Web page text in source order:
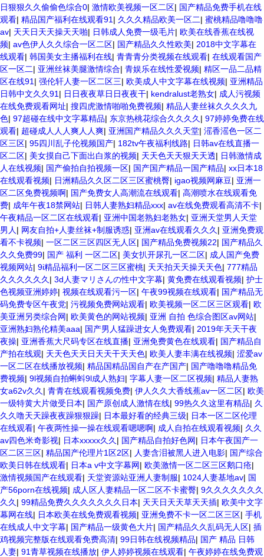
日狠狠久久偷偷色综合0| 激情欧美视频一区二区| 国产精品免费手机在线
观看| 精品国产福利在线观看91 | 久久久精品欧美一区二| 蜜桃精品噜噜噜
av| 天天日天天操天天啪| 日韩成人免费一级毛片| 欧美在线香蕉在线视
频| av色伊人久久综合一区二区| 国产精品久久性欧美| 2018中文字幕在
线观看| 韩国美女主播福利在线| 青青青分类视频在线观看| 在线观看国产
区一区二| 亚洲丝袜美腿激情综合| 青娱乐在线性爱视频| 精区一品二品精
区在线91 | 强伦轩人妻一区二区三| 欧美成人中文字幕在线视频| 亚洲精品
日韩中文久久91 | 日日夜夜草日日夜夜干| kendralust老熟女| 成人污视频
在线免费观看网址| 搜四虎激情啪啪免费视频| 精品人妻丝袜久久久久九
色| 97超碰在线中文字幕精品| 东京热桃花综合久久久久 | 97婷婷免费在线
观看| 超碰成人人人爽人人爽| 亚洲国产精品久久久天堂| 滛香滛色一区二
区三区| 95四川乱子伦视频国产| 182tv午夜福利线路| 日韩av在线直播一
区二区| 美女摸自己下面出白浆的视频| 天天色天天狠天天透| 日韩激情成
人在线视频| 国产偷拍自拍视频一区| 国产国产精品一国产精品| xx日本18
在线观看视频| 日洲精品久久区二区三区蜜桃臀| igao视频网麻豆| 亚洲一
区二区免费视频啊| 国产免费女人高潮流在线观看| 高潮喷水在线观看免
费| 成年午夜18禁网站| 日韩人妻熟妇精品xxx| av在线免费观看高清不卡|
午夜精品一区二区在线观看| 亚洲中国老熟妇老熟女| 亚洲天堂男人天堂
男人 | 网友自拍+人妻丝袜+制服诱惑| 亚洲av在线观看久久久 | 亚洲免费观
看不卡视频| 一区二区三区四区无人区| 国产精品免费视频22| 国产精品久
久久免费99| 国产 福利 一区二区| 美女扒开尿孔一区二区| 成人国产免费
视频网站| 9i精品福利一区二区三区蜜桃| 天天拍天天操天天色| 777精品
久久久久久久 | 3d人妻マリさんの性中文字幕| 黄免费在线观看视频| 护士
色视频亚洲婷婷| 视频在线观看污一区| 午夜99视频在线观看| 国产精品无
码免费专区午夜党| 污视频免费网站观看| 欧美视频一区二区三区观看| 欧
美亚洲另类综合网| 欧美黄色的网站视频| 亚洲 自拍 色综合图区av网站|
亚洲熟妇熟伦精美aaa| 国产男人猛躁进女人免费观看| 2019年天天干夜
夜操| 亚洲香蕉大尺码专区在线直播| 亚洲免费黄色在线观看| 国产精品自
产拍在线观| 天天色天天日天天干天天色| 欧美人妻丰满在线视频| 涩爱av
一区二区在线播放视频| 精品国精品国自产在产国产| 国产噜噜噜精品免
费视频| 9l视频自拍蝌蚪9l成人熟妇| 字幕人妻一区二区视频| 精品人妻熟
女a62v久久 | 青青在线观看视频免费| 伊人久久大香线蕉av一区二区| 欧美
一级特黄大片做受日本| 国产原创成人激情在线| 99热久久这里有精品| 久
久久噜天天躁夜夜躁狠狠躁| 日本最好看的经典三级| 日本一区二区伦理
在线观看| 午夜两性操一操在线观看嗯嗯啊| 成人自拍在线观看视频| 久久
av四色米奇影视| 日本xxxxx久久 | 国产精品自拍好色网| 日本午夜国产一
区二区三区| 精品国产伦理片1区2区| 人妻含泪被黑人进入电影| 国产综合
欧美日韩在线观看| 日本a v中文字幕网| 欧美激情一区二区三区鹅口疮|
激情视频国产在线观看| 天堂资源站亚洲人妻制服| 1024人妻基地av| 国
产56porn在线视频| 成人区人妻精品一区二区不卡蜜臀| 9久久久久久久久
久久 | 99精品免费久久久久久久久日本| 天天日天天草天天插| 欧美中文字
幕网在线| 日本欧美在线免费观看视频| 亚洲免费不卡一区二区三区| 手机
在线成人中文字幕| 国产精品一级黄色大片| 国产精品久久乱码无人区| 插
鸡视频完整版在线观看免费高清| 99日韩在线视频精品| 国产 精品 日韩
人妻| 91青草视频在线播放| 伊人婷婷视频在线观看| 午夜婷婷在线免费观